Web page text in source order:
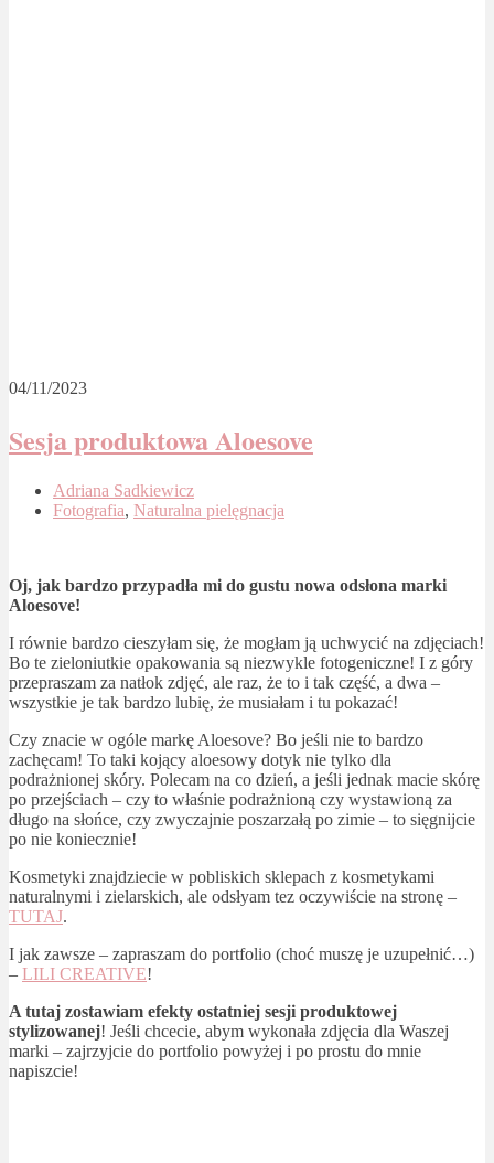
04/11/2023
Sesja produktowa Aloesove
Adriana Sadkiewicz
Fotografia, Naturalna pielęgnacja
Oj, jak bardzo przypadła mi do gustu nowa odsłona marki
Aloesove!
I równie bardzo cieszyłam się, że mogłam ją uchwycić na zdjęciach!
Bo te zieloniutkie opakowania są niezwykle fotogeniczne! I z góry
przepraszam za natłok zdjęć, ale raz, że to i tak część, a dwa –
wszystkie je tak bardzo lubię, że musiałam i tu pokazać!
Czy znacie w ogóle markę Aloesove? Bo jeśli nie to bardzo
zachęcam! To taki kojący aloesowy dotyk nie tylko dla
podrażnionej skóry. Polecam na co dzień, a jeśli jednak macie skórę
po przejściach – czy to właśnie podrażnioną czy wystawioną za
długo na słońce, czy zwyczajnie poszarzałą po zimie – to sięgnijcie
po nie koniecznie!
Kosmetyki znajdziecie w pobliskich sklepach z kosmetykami
naturalnymi i zielarskich, ale odsłyam tez oczywiście na stronę –
TUTAJ.
I jak zawsze – zapraszam do portfolio (choć muszę je uzupełnić…)
– LILI CREATIVE!
A tutaj zostawiam efekty ostatniej sesji produktowej
stylizowanej! Jeśli chcecie, abym wykonała zdjęcia dla Waszej
marki – zajrzyjcie do portfolio powyżej i po prostu do mnie
napiszcie!